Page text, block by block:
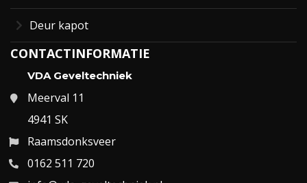
Deur kapot
CONTACTINFORMATIE
VDA Geveltechniek
Meerval 11
4941 SK
Raamsdonksveer
0162 511 720